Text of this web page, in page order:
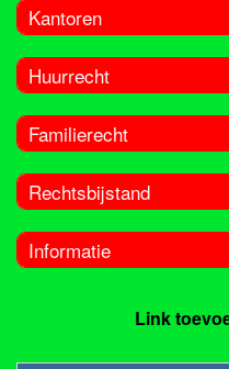
Kantoren
Huurrecht
Familierecht
Rechtsbijstand
Informatie
Link